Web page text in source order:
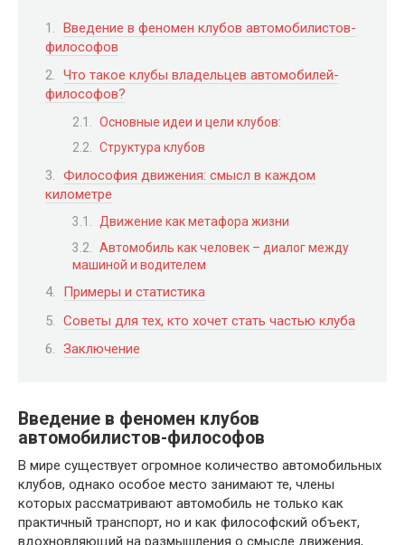
Введение в феномен клубов автомобилистов-
философов
Что такое клубы владельцев автомобилей-
философов?
Основные идеи и цели клубов:
Структура клубов
Философия движения: смысл в каждом
километре
Движение как метафора жизни
Автомобиль как человек – диалог между
машиной и водителем
Примеры и статистика
Советы для тех, кто хочет стать частью клуба
Заключение
Введение в феномен клубов
автомобилистов-философов
В мире существует огромное количество автомобильных
клубов, однако особое место занимают те, члены
которых рассматривают автомобиль не только как
практичный транспорт, но и как философский объект,
вдохновляющий на размышления о смысле движения,